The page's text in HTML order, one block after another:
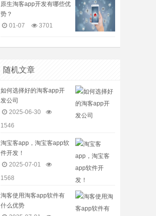
原生淘客app开发有哪些优
势？
01-07
3701
随机文章
如何选择好的淘客app开
发公司
2025-06-30
1546
淘宝客app，淘宝客app软
件开发！
2025-07-01
1568
淘客使用淘客app软件有
什么优势